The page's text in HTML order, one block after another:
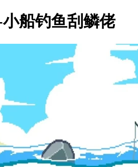
船钓鱼刮鳞佬